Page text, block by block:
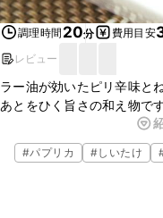
調理時間 20分 費用目安
レビュー
ラー油が効いたピリ辛味と
あとをひく旨さの和え物で
を除いてたれを作り、大人
がってくださいね。
#パプリカ #しいたけ